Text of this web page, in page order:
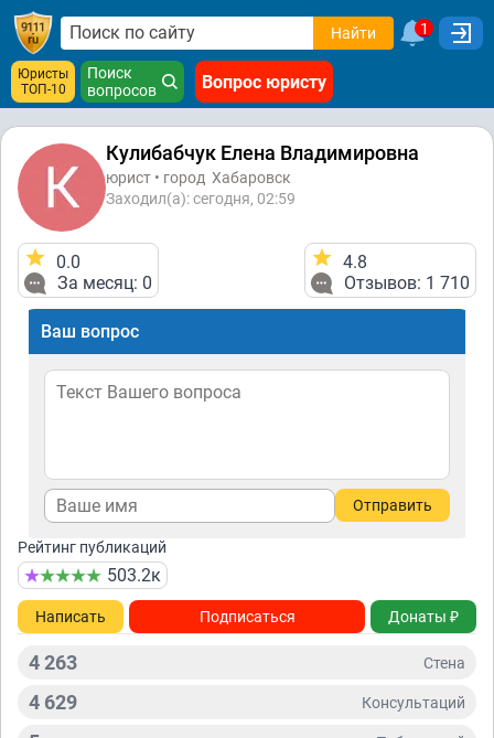
Найти 1
Юристы
ТОП-10
Поиск
вопросов
Вопрос юристу
Кулибабчук Елена Владимировна
юрист • город Хабаровск
Заходил(а): сегодня, 02:59
0.0
За месяц: 0
4.8
Отзывов: 1 710
Ваш вопрос
Отправить
Рейтинг публикаций
503.2к
Написать Подписаться Донаты ₽
4 263 Стена
4 629 Консультаций